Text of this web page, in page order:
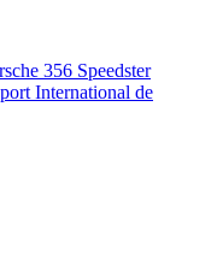
356 Speedster
International de